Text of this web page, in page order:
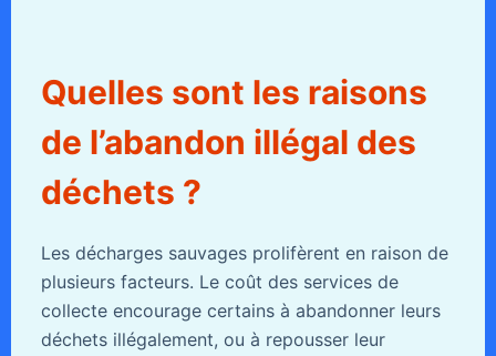
Quelles sont les raisons
de l’abandon illégal des
déchets ?
Les décharges sauvages prolifèrent en raison de
plusieurs facteurs. Le coût des services de
collecte encourage certains à abandonner leurs
déchets illégalement, ou à repousser leur